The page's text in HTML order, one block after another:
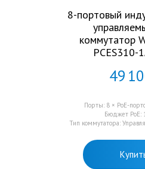
8-портовый
коммутатор
PCES310-
49
Порты: 8 × PoE-
Бюджет PoE:
Тип коммутатора: